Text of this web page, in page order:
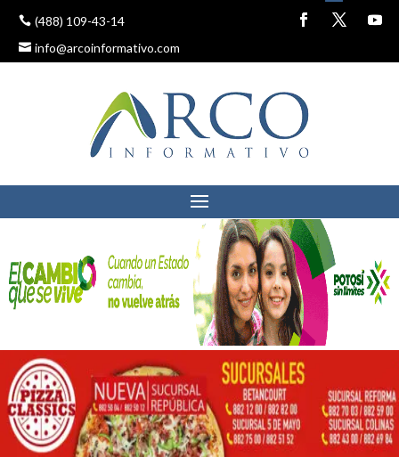
(488) 109-43-14
info@arcoinformativo.com
EXHORTA GOBERNADOR
A GABINETE POTENCIAR
RESULTADOS A
POTOSINOS
26 mayo, 2022